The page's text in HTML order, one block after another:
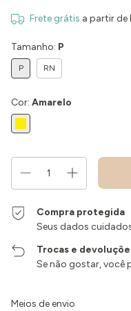
Frete grátis a partir de
Tamanho: P
P RN
Cor: Amarelo
Compra protegida
Seus dados
Trocas e
Se não gostar, você
Entregas para o CEP:
Meios de envio